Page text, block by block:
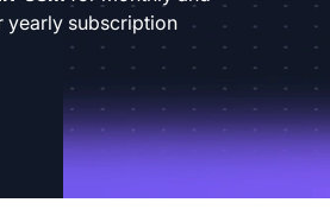
yearly subscription